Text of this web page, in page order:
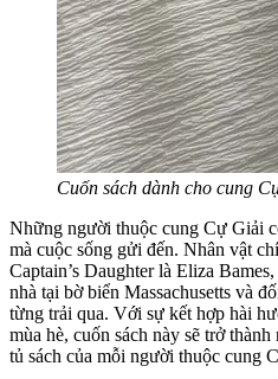
Cuốn sách dành cho cung
Những người thuộc cung Cự Giải
mà cuộc sống gửi đến. Nhân vật
Captain’s Daughter là Eliza
nhà tại bờ biển Massachusetts và
từng trải qua. Với sự kết hợp hài
mùa hè, cuốn sách này sẽ trở
tủ sách của mỗi người thuộc cung